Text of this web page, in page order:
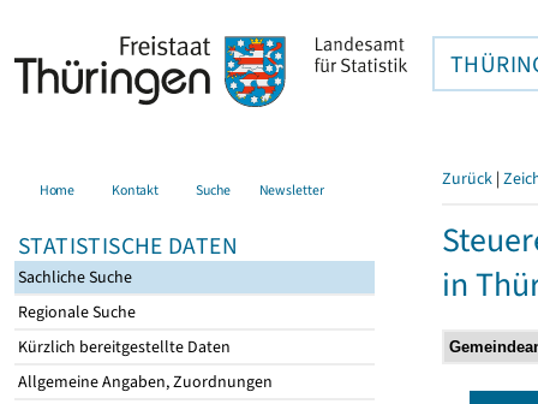
Home Kontakt Suche Newsletter
STATISTISCHE DATEN
Sachliche Suche
Regionale Suche
Kürzlich bereitgestellte Daten
Allgemeine Angaben, Zuordnungen
Zurück |
in